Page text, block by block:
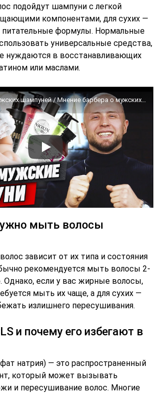
подойдут шампуни с легкой
компонентами, для сухих —
формулы. Нормальные
универсальные средства,
нуждаются в восстанавливающих
или маслами.
мыть волосы
зависит от их типа и состояния
рекомендуется мыть волосы 2-
Однако, если у вас жирные волосы,
мыть их чаще, а для сухих —
излишнего пересушивания.
и почему его избегают в
натрия) — это распространенный
который может вызывать
и пересушивание волос. Многие